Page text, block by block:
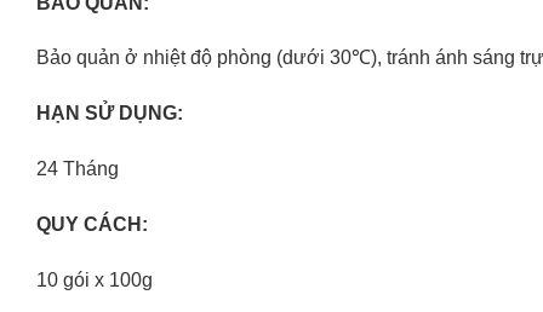
Bảo quản ở nhiệt độ phòng (dưới 30℃), tránh ánh sáng
HẠN SỬ DỤNG:
24 Tháng
QUY CÁCH:
10 gói x 100g